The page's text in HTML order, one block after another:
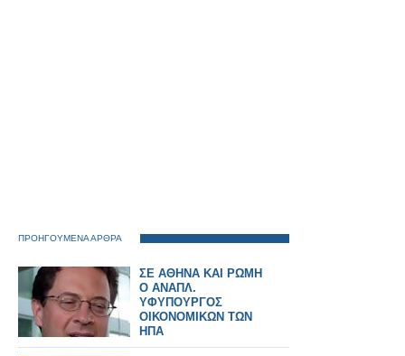
ΠΡΟΗΓΟΥΜΕΝΑ ΑΡΘΡΑ
ΣΕ ΑΘΗΝΑ ΚΑΙ ΡΩΜΗ
Ο ΑΝΑΠΛ.
ΥΦΥΠΟΥΡΓΟΣ
ΟΙΚΟΝΟΜΙΚΩΝ ΤΩΝ
ΗΠΑ